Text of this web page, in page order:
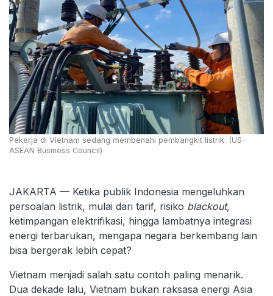
Pekerja di Vietnam sedang membenahi pembangkit listrik. (US-
ASEAN Business Council)
JAKARTA — Ketika publik Indonesia mengeluhkan
persoalan listrik, mulai dari tarif, risiko blackout,
ketimpangan elektrifikasi, hingga lambatnya integrasi
energi terbarukan, mengapa negara berkembang lain
bisa bergerak lebih cepat?
Vietnam menjadi salah satu contoh paling menarik.
Dua dekade lalu, Vietnam bukan raksasa energi Asia